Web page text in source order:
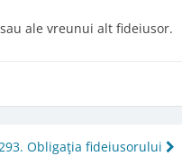
ale vreunui alt fideiusor.
Obligaţia fideiusorului